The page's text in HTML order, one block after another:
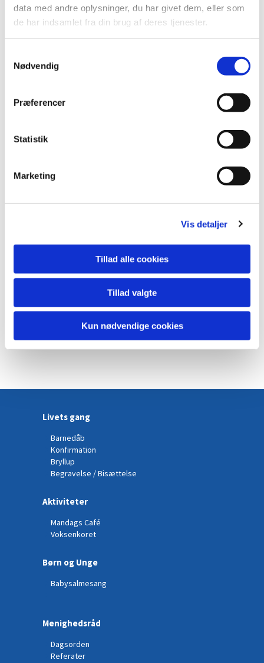
data med andre oplysninger, du har givet dem, eller som
de har indsamlet fra din brug af deres tjenester.
Nødvendig
Præferencer
Statistik
Marketing
Vis detaljer
Tillad alle cookies
Tillad valgte
Kun nødvendige cookies
Livets gang
Barnedåb
Konfirmation
Bryllup
Begravelse / Bisættelse
Aktiviteter
Mandags Café
Voksenkoret
Børn og Unge
Babysalmesang
Menighedsråd
Dagsorden
Referater